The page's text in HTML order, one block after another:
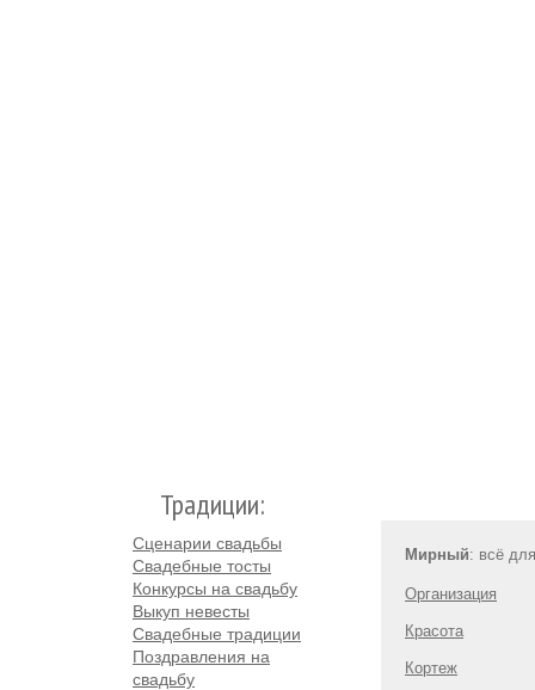
Традиции:
Сценарии свадьбы
Свадебные тосты
Конкурсы на свадьбу
Выкуп невесты
Свадебные традиции
Поздравления на
свадьбу
Мирный: всё
Организация
Красота
Кортеж